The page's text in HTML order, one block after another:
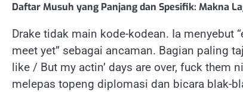
Daftar Musuh yang Panjang dan Spesifik: Makna
Drake tidak main kode-kodean. Ia menyebut
meet yet” sebagai ancaman. Bagian paling
like / But my actin’ days are over, fuck them
melepas topeng diplomasi dan bicara blak-